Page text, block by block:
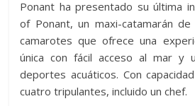
Ponant ha presentado su última
of Ponant, un maxi-catamarán
camarotes que ofrece una
única con fácil acceso al mar y
deportes acuáticos. Con
cuatro tripulantes, incluido un chef.